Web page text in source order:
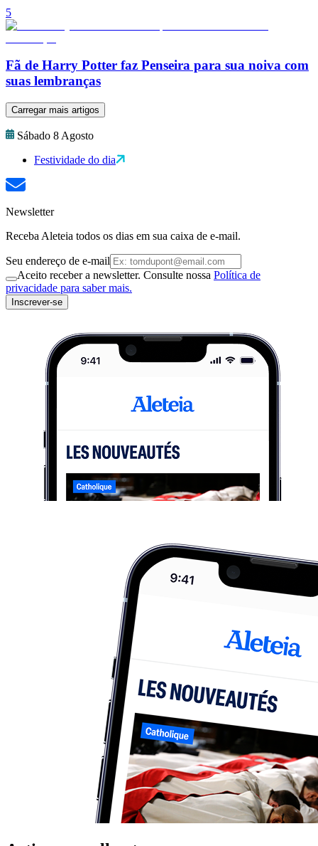
5
Fã de Harry Potter faz Penseira para sua noiva com
suas lembranças
Carregar mais artigos
Sábado 8 Agosto
Festividade do dia
Newsletter
Receba Aleteia todos os dias em sua caixa de e-mail.
Seu endereço de e-mail
Aceito receber a newsletter. Consulte nossa Política de
privacidade para saber mais.
Inscrever-se